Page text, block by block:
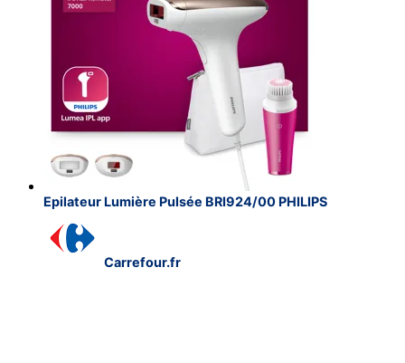
Epilateur Lumière Pulsée BRI924/00 PHILIPS
Carrefour.fr